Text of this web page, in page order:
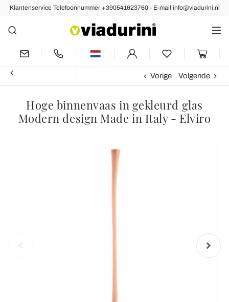
Klantenservice Telefoonnummer +390541623760 - E-mail info@viadurini.nl
Vorige Volgende
Hoge binnenvaas in gekleurd glas
Modern design Made in Italy - Elviro